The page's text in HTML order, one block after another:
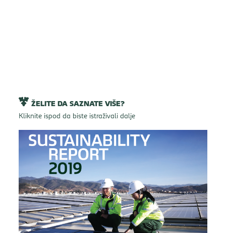
ŽELITE DA SAZNATE VIŠE?
Kliknite ispod da biste istraživali dalje